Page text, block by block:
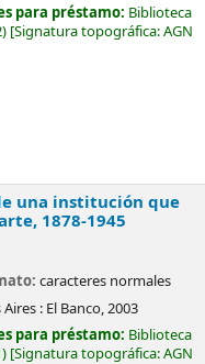
para préstamo: Biblioteca
Signatura topográfica:AGN
una institución que
1878-1945
caracteres normales
: El Banco,2003
para préstamo: Biblioteca
Signatura topográfica:AGN